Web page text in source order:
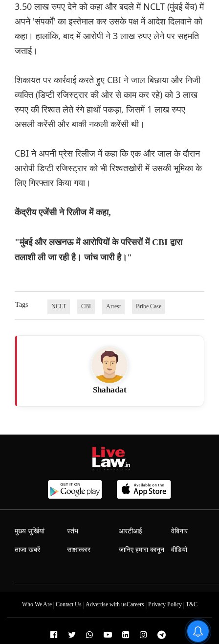
3.50 लाख रुपए देने को कहा और बदले में NCLT (मुंबई बेंच) में
अपने 'संपर्कों' का इस्तेमाल कर उसके पक्ष में आदेश दिलवाने को
कहा। हालांकि, बाद में आरोपी ने 3 लाख रुपए लेने पर सहमति
जताई।
शिकायत पर कार्रवाई करते हुए CBI ने जाल बिछाया और निजी
व्यक्ति (डिप्टी रजिस्ट्रार की ओर से काम कर रहे) को 3 लाख
रुपए की रिश्वत लेते रंगे हाथों पकड़ा, जिसमें 1 लाख रुपए
असली करेंसी और बाकी नकली करेंसी थी।
CBI ने अपनी प्रेस रिलीज में कहा कि एक और जाल के दौरान
आरोपी डिप्टी रजिस्ट्रार को भी रिश्वतखोरी में उसकी भूमिका के
लिए गिरफ्तार किया गया।
केंद्रीय एजेंसी ने रिलीज में कहा,
"मुंबई और लखनऊ में आरोपियों के परिसरों में CBI द्वारा
तलाशी ली जा रही है। जांच जारी है।"
Tags NCLT CBI Arrest Bribe Case
Shahadat
मुख्य सुर्खियां
ताजा खबरें
स्तंभ
साक्षात्कार
आरटीआई
जानिए हमारा कानून
वेबिनार
वीडियो
Who We Are| Contact Us| Advertise with usCareers| Privacy Policy| T&C